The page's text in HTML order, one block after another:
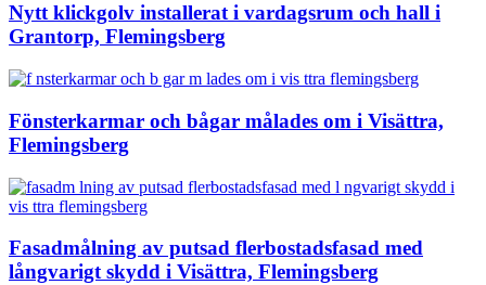
Nytt klickgolv installerat i vardagsrum och hall i
Grantorp, Flemingsberg
Fönsterkarmar och bågar målades om i Visättra,
Flemingsberg
Fasadmålning av putsad flerbostadsfasad med
långvarigt skydd i Visättra, Flemingsberg